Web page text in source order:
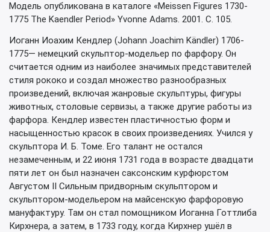
Модель опубликована в каталоге «Meissen Figures 1730-
1775 The Kaendler Period» Yvonne Adams. 2001. С. 105.
Иоганн Иоахим Кендлер (Johann Joachim Kändler) 1706-
1775— немецкий скульптор-модельер по фарфору. Он
считается одним из наиболее значимых представителей
стиля рококо и создал множество разнообразных
произведений, включая жанровые скульптуры, фигуры
животных, столовые сервизы, а также другие работы из
фарфора. Кендлер известен пластичностью форм и
насыщенностью красок в своих произведениях. Учился у
скульптора И. Б. Томе. Его талант не остался
незамеченным, и 22 июня 1731 года в возрасте двадцати
пяти лет он был назначен саксонским курфюрстом
Августом II Сильным придворным скульптором и
скульптором-модельером на майсенскую фарфоровую
мануфактуру. Там он стал помощником Иоганна Готтлиба
Кирхнера, а затем, в 1733 году, когда Кирхнер ушёл в